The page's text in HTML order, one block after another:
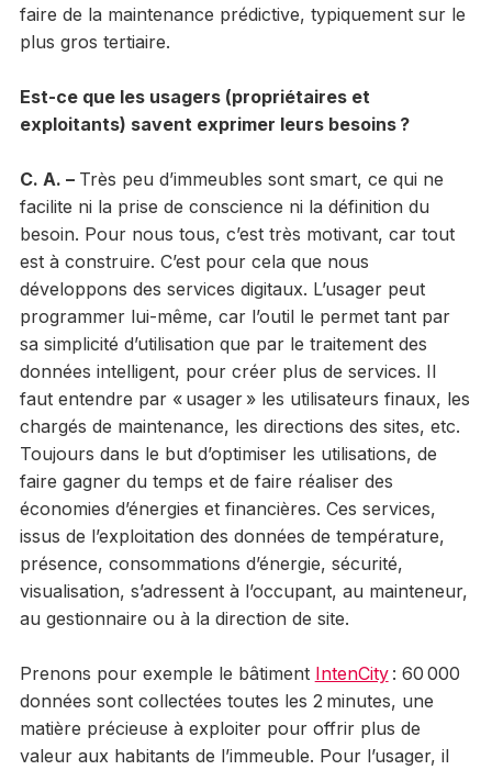
faire de la maintenance prédictive, typiquement sur le
plus gros tertiaire.
Est-ce que les usagers (propriétaires et
exploitants) savent exprimer leurs besoins ?
C. A. – Très peu d’immeubles sont smart, ce qui ne
facilite ni la prise de conscience ni la définition du
besoin. Pour nous tous, c’est très motivant, car tout
est à construire. C’est pour cela que nous
développons des services digitaux. L’usager peut
programmer lui-même, car l’outil le permet tant par
sa simplicité d’utilisation que par le traitement des
données intelligent, pour créer plus de services. Il
faut entendre par « usager » les utilisateurs finaux, les
chargés de maintenance, les directions des sites, etc.
Toujours dans le but d’optimiser les utilisations, de
faire gagner du temps et de faire réaliser des
économies d’énergies et financières. Ces services,
issus de l’exploitation des données de température,
présence, consommations d’énergie, sécurité,
visualisation, s’adressent à l’occupant, au mainteneur,
au gestionnaire ou à la direction de site.
Prenons pour exemple le bâtiment IntenCity: 60 000
données sont collectées toutes les 2 minutes, une
matière précieuse à exploiter pour offrir plus de
valeur aux habitants de l’immeuble. Pour l’usager, il